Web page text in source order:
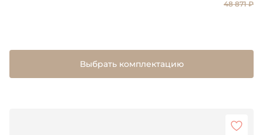
48 871 ₽
Выбрать комплектацию